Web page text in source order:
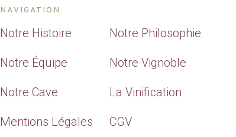
NAVIGATION
Notre Histoire Notre Philosophie
Notre Équipe Notre Vignoble
Notre Cave La Vinification
Mentions Légales CGV